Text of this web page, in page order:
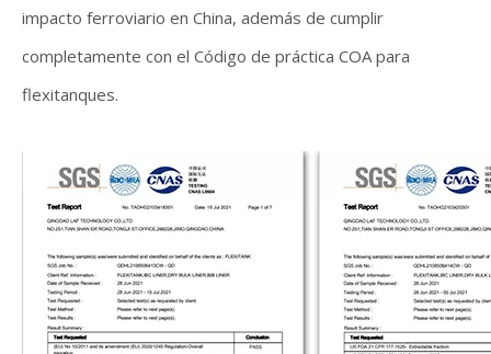
impacto ferroviario en China, además de cumplir
completamente con el Código de práctica COA para
flexitanques.